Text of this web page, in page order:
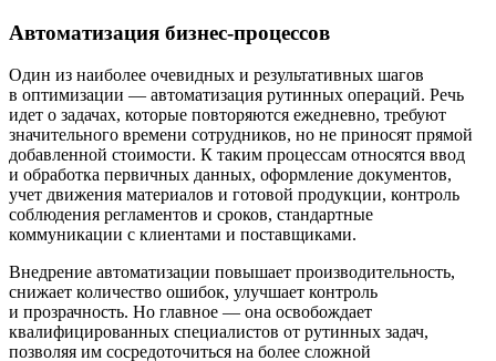
Автоматизация бизнес-процессов
Один из наиболее очевидных и результативных шагов
в оптимизации — автоматизация рутинных операций. Речь
идет о задачах, которые повторяются ежедневно, требуют
значительного времени сотрудников, но не приносят прямой
добавленной стоимости. К таким процессам относятся ввод
и обработка первичных данных, оформление документов,
учет движения материалов и готовой продукции, контроль
соблюдения регламентов и сроков, стандартные
коммуникации с клиентами и поставщиками.
Внедрение автоматизации повышает производительность,
снижает количество ошибок, улучшает контроль
и прозрачность. Но главное — она освобождает
квалифицированных специалистов от рутинных задач,
позволяя им сосредоточиться на более сложной